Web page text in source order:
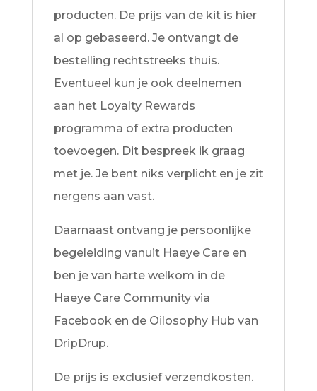
producten. De prijs van de kit is hier
al op gebaseerd. Je ontvangt de
bestelling rechtstreeks thuis.
Eventueel kun je ook deelnemen
aan het Loyalty Rewards
programma of extra producten
toevoegen. Dit bespreek ik graag
met je. Je bent niks verplicht en je zit
nergens aan vast.
Daarnaast ontvang je persoonlijke
begeleiding vanuit Haeye Care en
ben je van harte welkom in de
Haeye Care Community via
Facebook en de Oilosophy Hub van
DripDrup.
De prijs is exclusief verzendkosten.